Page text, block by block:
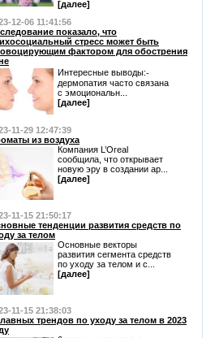
[далее]
12-06 11:41:56
показало, что
стресс может быть
фактором для обострения
Интересные выводы:⁃
дермопатия часто связана
с эмоциональн...
[далее]
11-29 12:47:39
из воздуха
Компания L’Oreal
сообщила, что открывает
новую эру в создании ар...
[далее]
11-15 21:50:17
тенденции развития средств по
за телом
Основные векторы
развития сегмента средств
по уходу за телом и с...
[далее]
11-15 21:38:03
трендов по уходу за телом в 2023